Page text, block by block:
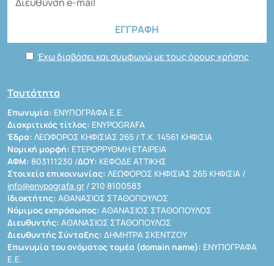
Έχω διαβάσει και συμφωνώ με τους όρους χρήσης
Ταυτότητα
Επωνυμία: ΕΝΥΠΟΓΡΑΦΑ Ε.Ε.
Διακριτικός τίτλος: ENYPOGRAFA
Έδρα: ΛΕΩΦΟΡΟΣ ΚΗΦΙΣΙΑΣ 265 / Τ.Κ. 14561 ΚΗΦΙΣΙΑ
Νομική μορφή: ΕΤΕΡΟΡΡΥΘΜΗ ΕΤΑΙΡΕΙΑ
ΑΦΜ: 803111230 /ΔΟΥ: ΚΕΦΟΔΕ ΑΤΤΙΚΗΣ
Στοιχεία επικοινωνίας: ΛΕΩΦΟΡΟΣ ΚΗΦΙΣΙΑΣ 265 ΚΗΦΙΣΙΑ /
info@enypografa.gr / 210 8100583
Ιδιοκτήτης: ΑΘΑΝΑΣΙΟΣ ΣΤΑΘΟΠΟΥΛΟΣ
Νόμιμος εκπρόσωπος: ΑΘΑΝΑΣΙΟΣ ΣΤΑΘΟΠΟΥΛΟΣ
Διευθυντής: ΑΘΑΝΑΣΙΟΣ ΣΤΑΘΟΠΟΥΛΟΣ
Διευθυντής Σύνταξης: ΔΗΜΗΤΡΑ ΣΚΕΝΤΖΟΥ
Επωνυμία του ονόματος τομέα (domain name): ΕΝΥΠΟΓΡΑΦΑ
Ε.Ε.